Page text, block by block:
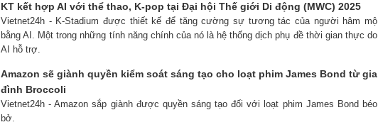
KT kết hợp AI với thể thao, K-pop tại Đại hội Thế giới Di động (MWC) 2025
Vietnet24h - K-Stadium được thiết kế để tăng cường sự tương tác của người hâm mộ
bằng AI. Một trong những tính năng chính của nó là hệ thống dịch phụ đề thời gian thực do
AI hỗ trợ.
Amazon sẽ giành quyền kiểm soát sáng tạo cho loạt phim James Bond từ gia
đình Broccoli
Vietnet24h - Amazon sắp giành được quyền sáng tạo đối với loạt phim James Bond béo
bở.